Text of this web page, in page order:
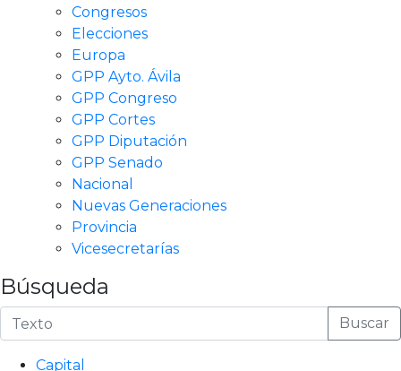
Congresos
Elecciones
Europa
GPP Ayto. Ávila
GPP Congreso
GPP Cortes
GPP Diputación
GPP Senado
Nacional
Nuevas Generaciones
Provincia
Vicesecretarías
Búsqueda
Buscar
Capital